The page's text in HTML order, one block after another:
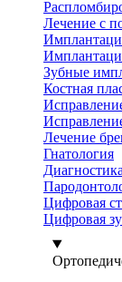
Лечение с
Зубные
Костная
Лечение
Гнатология
Цифровая
Цифровая